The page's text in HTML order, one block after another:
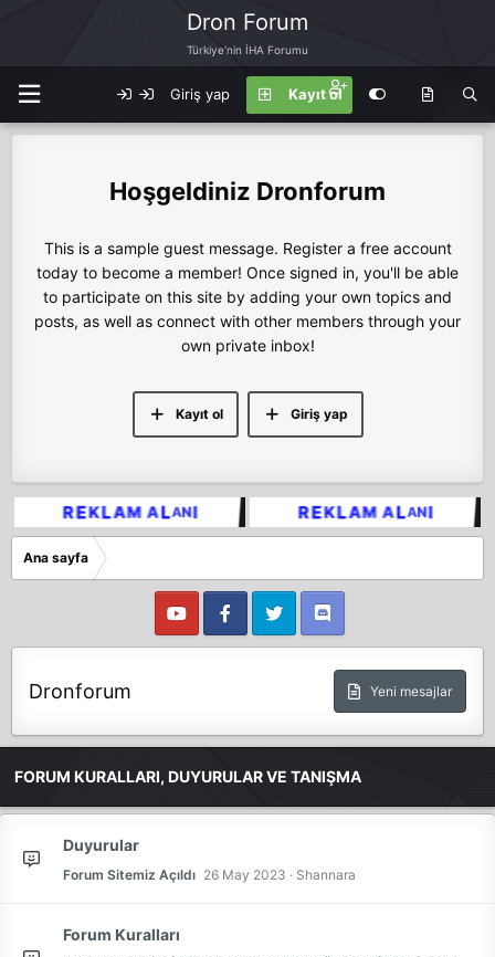
Dron Forum
Türkiye'nin İHA Forumu
Giriş yap Kayıt ol
Dronforum
This is a sample guest message. Register a free account
today to become a member! Once signed in, you'll be able
to participate on this site by adding your own topics and
posts, as well as connect with other members through your
own private inbox!
Giriş yap
Kayıt ol
Ana sayfa
Dronforum Yeni mesajlar
FORUM KURALLARI, DUYURULAR VE TANIŞMA
Duyurular
Forum Sitemiz Açıldı 26 May 2023 Shannara
Forum Kuralları